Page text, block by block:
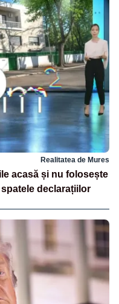
Realitatea de Mures
acasă și nu folosește
declarațiilor